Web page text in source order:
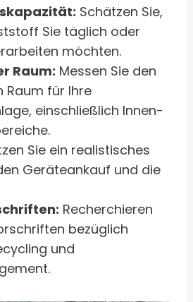
Schätzen Sie,
Sie täglich oder
möchten.
Raum: Messen Sie den
Raum für Ihre
einschließlich Innen-
Sie ein realistisches
Geräteankauf und die
Recherchieren
bezüglich
und